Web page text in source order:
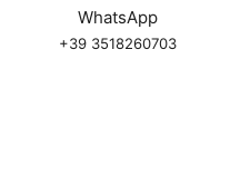
WhatsApp
+39 3518260703